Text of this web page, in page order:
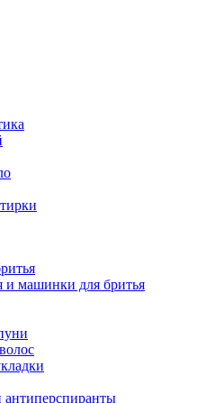
и машинки для бритья
антиперспиранты